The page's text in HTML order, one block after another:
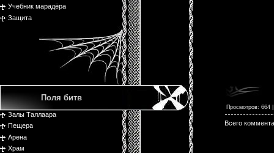
Учебник марадёра
Защита
Поля битв
Залы Таллаара
Пещера
Арена
Храм
Просмотров: 664
Всего